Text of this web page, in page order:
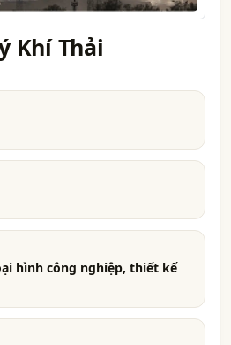
Khí Thải
hình công nghiệp, thiết kế